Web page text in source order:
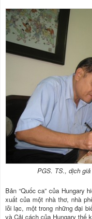
PGS. TS., dịch
Bản “Quốc ca” của Hungary
xuất của một nhà thơ, nhà
lỗi lạc, một trong những đại
và Cải cách của Hungary thế